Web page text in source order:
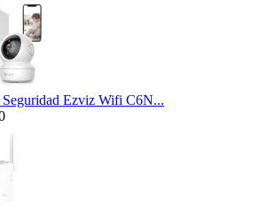
Seguridad Ezviz Wifi C6N...